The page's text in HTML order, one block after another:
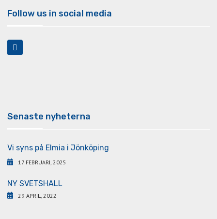
Follow us in social media
Senaste nyheterna
Vi syns på Elmia i Jönköping
17 FEBRUARI, 2025
NY SVETSHALL
29 APRIL, 2022